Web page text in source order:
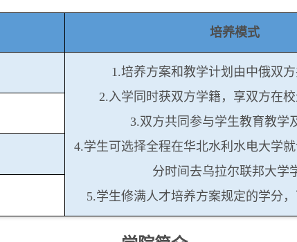
培养模式
1.培养方案和教学计划由中俄双
2.入学同时获双方学籍，享双方在
3.双方共同参与学生教育教学
4.学生可选择全程在华北水利水电大学
分时间去乌拉尔联邦大学
5.学生修满人才培养方案规定的学分